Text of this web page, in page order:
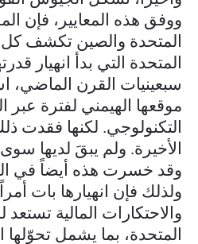
ووفق هذه المعايير، فإن
المتحدة والصين تكشف
المتحدة التي بدأ انهيار
سبعينيات القرن
موقعها الهيمني لفترة عبر
التكنولوجي. لكنها فقدت
الأخيرة. ولم يبقَ لديها
وقد خسرت هذه أيضاً في
ولذلك فإن انهيارها بات
والاحتكارات المالية تستعد
المتحدة، بما يشمل